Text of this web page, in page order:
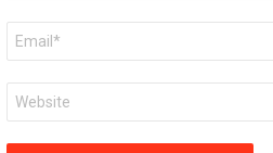
mail
*
web